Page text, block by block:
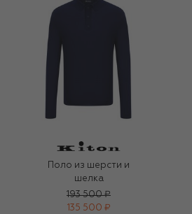
Поло из шерсти и
шелка
193 500 ₽
135 500 ₽